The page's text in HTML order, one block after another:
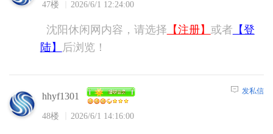
47楼 2026/6/1 12:24:00
沈阳休闲网内容，请选择 【注册】 或者 【登
陆】
后浏览！
hhyf1301
48楼 2026/6/1 14:16:00
发私信